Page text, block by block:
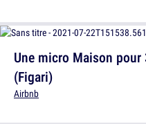
Une micro Maison pour
(Figari)
Airbnb